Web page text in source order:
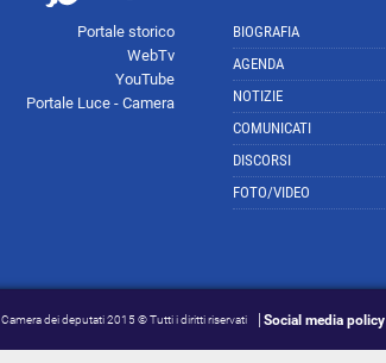
Portale storico
WebTv
YouTube
Portale Luce - Camera
BIOGRAFIA
AGENDA
NOTIZIE
COMUNICATI
DISCORSI
FOTO/VIDEO
Camera dei deputati 2015 © Tutti i diritti riservati Social media policy